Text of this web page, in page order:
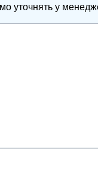
уточнять у